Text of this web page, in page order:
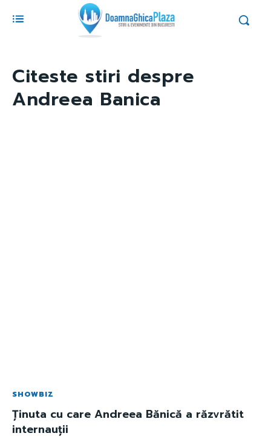
Citeste stiri despre
Andreea Banica
SHOWBIZ
Ținuta cu care Andreea Bănică a răzvrătit
internauții